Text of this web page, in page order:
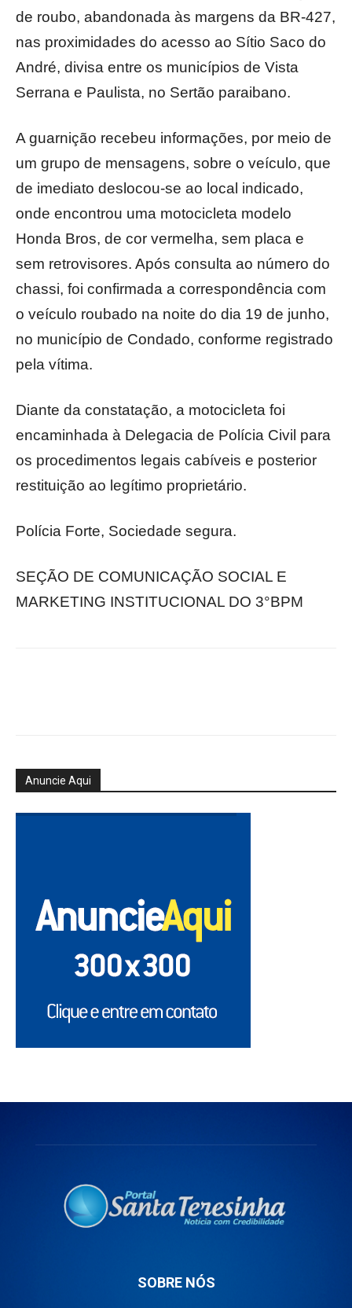
de roubo, abandonada às margens da BR-427,
nas proximidades do acesso ao Sítio Saco do
André, divisa entre os municípios de Vista
Serrana e Paulista, no Sertão paraibano.
A guarnição recebeu informações, por meio de
um grupo de mensagens, sobre o veículo, que
de imediato deslocou-se ao local indicado,
onde encontrou uma motocicleta modelo
Honda Bros, de cor vermelha, sem placa e
sem retrovisores. Após consulta ao número do
chassi, foi confirmada a correspondência com
o veículo roubado na noite do dia 19 de junho,
no município de Condado, conforme registrado
pela vítima.
Diante da constatação, a motocicleta foi
encaminhada à Delegacia de Polícia Civil para
os procedimentos legais cabíveis e posterior
restituição ao legítimo proprietário.
Polícia Forte, Sociedade segura.
SEÇÃO DE COMUNICAÇÃO SOCIAL E
MARKETING INSTITUCIONAL DO 3°BPM
Anuncie Aqui
SOBRE NÓS